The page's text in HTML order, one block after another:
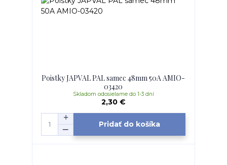
Poistky JAPVAL PAL samec 48mm 50A AMIO-
03420
2,30 €
Skladom odosielame do 1-3 dní
Pridať do košíka